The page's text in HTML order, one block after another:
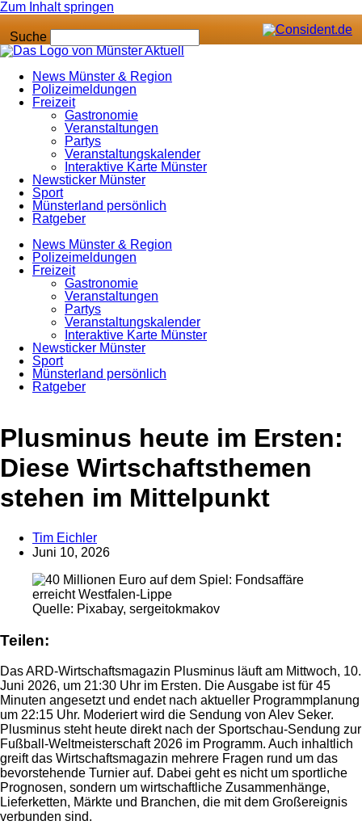
Zum Inhalt springen
Suche
News Münster & Region
Polizeimeldungen
Freizeit
Gastronomie
Veranstaltungen
Partys
Veranstaltungskalender
Interaktive Karte Münster
Newsticker Münster
Sport
Münsterland persönlich
Ratgeber
News Münster & Region
Polizeimeldungen
Freizeit
Gastronomie
Veranstaltungen
Partys
Veranstaltungskalender
Interaktive Karte Münster
Newsticker Münster
Sport
Münsterland persönlich
Ratgeber
Anzeige
Plusminus heute im Ersten:
Diese Wirtschaftsthemen
stehen im Mittelpunkt
Tim Eichler
Juni 10, 2026
Quelle: Pixabay, sergeitokmakov
Teilen:
Das ARD-Wirtschaftsmagazin Plusminus läuft am Mittwoch, 10.
Juni 2026, um 21:30 Uhr im Ersten. Die Ausgabe ist für 45
Minuten angesetzt und endet nach aktueller Programmplanung
um 22:15 Uhr. Moderiert wird die Sendung von Alev Seker.
Plusminus steht heute direkt nach der Sportschau-Sendung zur
Fußball-Weltmeisterschaft 2026 im Programm. Auch inhaltlich
greift das Wirtschaftsmagazin mehrere Fragen rund um das
bevorstehende Turnier auf. Dabei geht es nicht um sportliche
Prognosen, sondern um wirtschaftliche Zusammenhänge,
Lieferketten, Märkte und Branchen, die mit dem Großereignis
verbunden sind.